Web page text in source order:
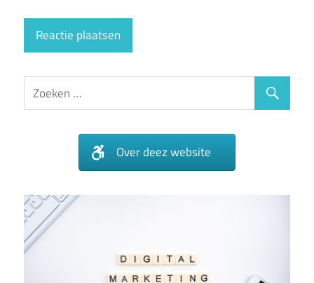
Over deez website